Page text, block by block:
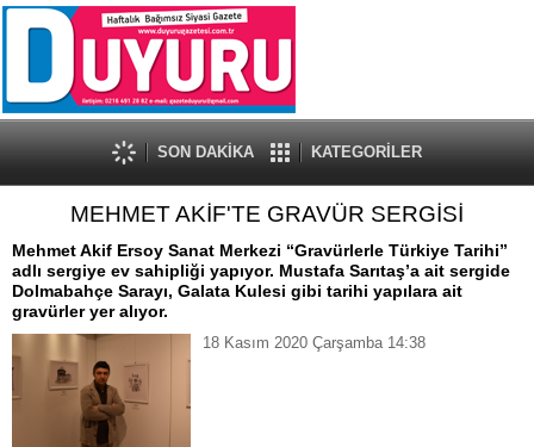
SON DAKİKA KATEGORİLER
MEHMET AKİF'TE GRAVÜR SERGİSİ
Mehmet Akif Ersoy Sanat Merkezi “Gravürlerle Türkiye Tarihi”
adlı sergiye ev sahipliği yapıyor. Mustafa Sarıtaş’a ait sergide
Dolmabahçe Sarayı, Galata Kulesi gibi tarihi yapılara ait
gravürler yer alıyor.
18 Kasım 2020 Çarşamba 14:38